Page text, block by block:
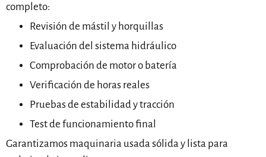
completo:
Revisión de mástil y horquillas
Evaluación del sistema hidráulico
Comprobación de motor o batería
Verificación de horas reales
Pruebas de estabilidad y tracción
Test de funcionamiento final
Garantizamos maquinaria usada sólida y lista para